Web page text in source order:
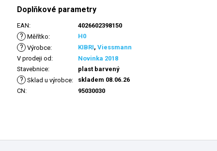
Doplňkové parametry
EAN: 4026602398150
? Měřítko: H0
? Výrobce: KIBRI, Viessmann
V prodeji od:
Novinka 2018
Stavebnice: plast barvený
? Sklad u výrobce:
skladem 08.06.26
CN: 95030030